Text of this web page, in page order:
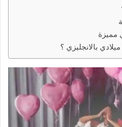
مميزة
بالانجليزي ؟